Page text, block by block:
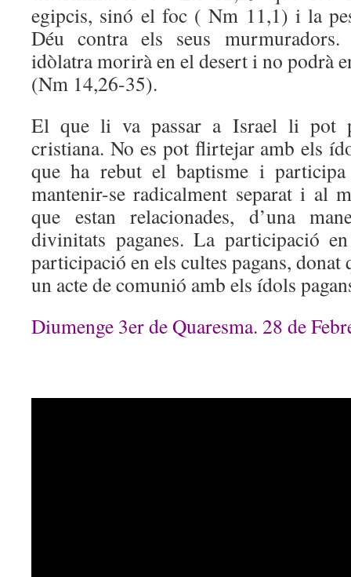
egipcis, sinó el foc ( Nm 11,1) i la
Déu contra els seus
idòlatra morirà en el desert i no podrà
(Nm 14,26-35).
El que li va passar a Israel li pot
cristiana. No es pot flirtejar amb els
que ha rebut el baptisme i
mantenir-se radicalment separat i al
que estan relacionades, d’una
divinitats paganes. La participació
participació en els cultes pagans, donat
un acte de comunió amb els ídols
Diumenge 3er de Quaresma. 28 de